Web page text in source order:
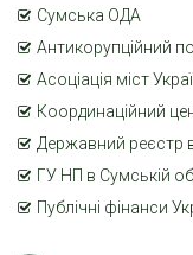
Сумська ОДА
Антикорупційний
Асоціація міст
Координаційний
Державний реєстр
ГУ НП в Сумській
Публічні фінанси